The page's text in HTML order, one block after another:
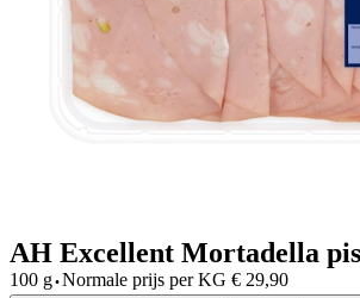
AH Excellent Mortadella
100 g·Normale prijs per KG € 29,90